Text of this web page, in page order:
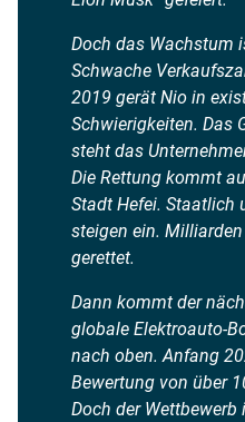
Doch das Wachstum
Schwache
2019 gerät Nio in
Schwierigkeiten. Das
steht das
Die Rettung kommt
Stadt Hefei. Staatlich
steigen ein.
gerettet.
Dann kommt der
globale Elektroauto-
nach oben. Anfang
Bewertung von über
Doch der Wettbewerb